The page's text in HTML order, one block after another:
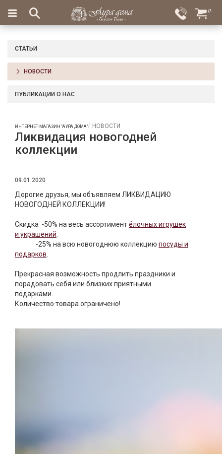
Вход
Избранное
×
Салоны
Доставка
Оплата
Подарки
Ароматы
для
Бар
хрусталь
Сервировка
Столовые
Текстиль
Фарфор
Декор
Бренды
0
СТАТЬИ
НОВОСТИ
ПУБЛИКАЦИИ О НАС
ИНТЕРНЕТ-МАГАЗИН "АУРА ДОМА" НОВОСТИ
Ликвидация новогодней
коллекции
09.01.2020
Дорогие друзья, мы объявляем ЛИКВИДАЦИЮ
НОВОГОДНЕЙ КОЛЛЕКЦИИ!
Скидка -50% на весь ассортиментёлочных игрушек
и украшений
-25% на всю новогоднюю коллекцию посуды и
подарков
Прекрасная возможность продлить праздники и
порадовать себя или близких приятными
подарками. ⠀
Количество товара ограничено!